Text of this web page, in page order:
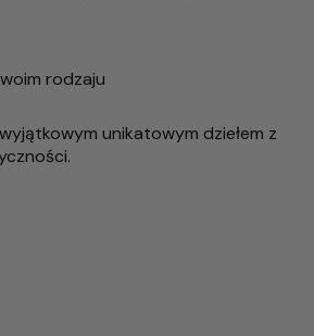
rodzaju
unikatowym dziełem z